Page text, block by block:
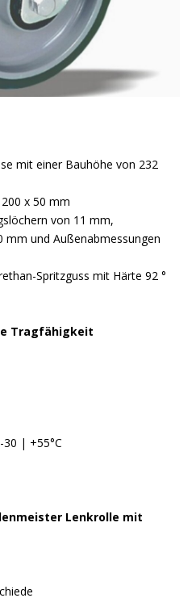
mit einer Bauhöhe von 232
x 50 mm
von 11 mm,
und Außenabmessungen
Spritzguss mit Härte 92 °
Tragfähigkeit
30 | +55°C
Lenkrolle mit